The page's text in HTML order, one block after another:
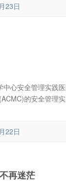
23日
心安全管理实践
的安全管理
22日
再迷茫